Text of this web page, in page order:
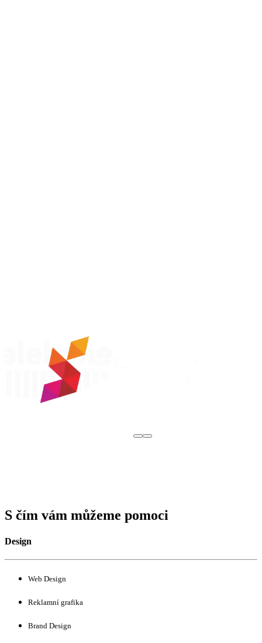
S čím vám můžeme pomoci
Design
Web Design
Reklamní grafika
Brand Design